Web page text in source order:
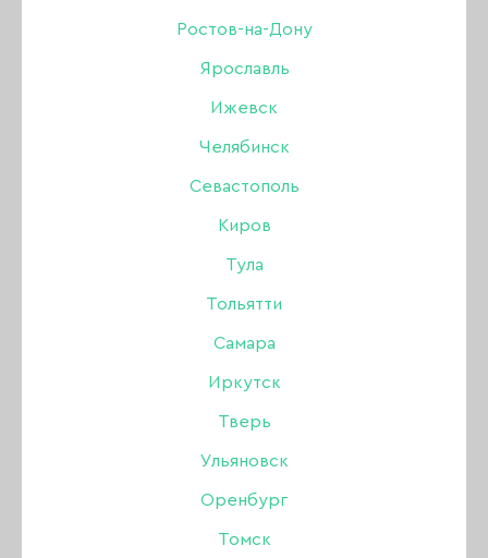
Ростов-на-Дону
Ярославль
Ижевск
Челябинск
Севастополь
Киров
Тула
Тольятти
Самара
Иркутск
Тверь
Ульяновск
Оренбург
Томск
Цвет: Вишнёвый (бордовый)